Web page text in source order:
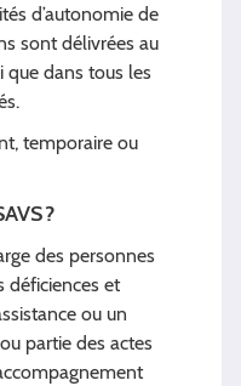
d’autonomie de
sont délivrées au
que dans tous les
temporaire ou
?
des personnes
déficiences et
ou un
partie des actes